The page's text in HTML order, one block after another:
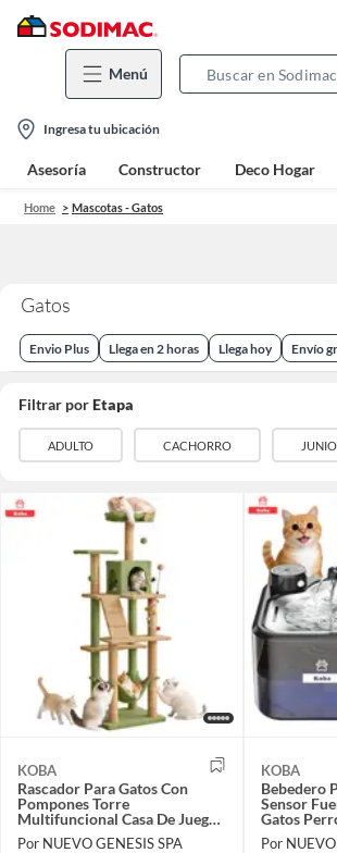
Menú
location-
icon
Ingresa tu ubicación
Asesoría Constructor Deco Hogar
Home Mascotas - Gatos
Gatos
Envio Plus Llega en 2 horas Llega hoy Envío
Filtrar porEtapa
ADULTO CACHORRO
KOBA
Rascador Para Gatos Con
Pompones Torre
Multifuncional Casa De Juego
Para Michis Grande 162cm
Por NUEVO GENESIS SPA
KOBA
Bebedero
Sensor
Gatos
Por